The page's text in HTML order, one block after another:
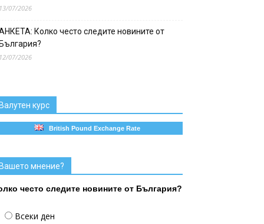
07/2026
Колко често следите новините от
07/2026
курс
British Pound Exchange Rate
мнение?
често следите новините от България?
Всеки ден